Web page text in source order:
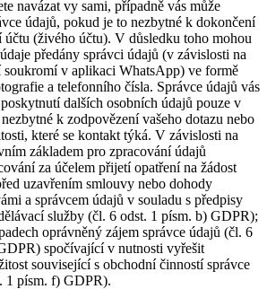
navázat vy sami, případně vás může
údajů, pokud je to nezbytné k dokončení
účtu (živého účtu). V důsledku toho mohou
předány správci údajů (v závislosti na
soukromí v aplikaci WhatsApp) ve formě
a telefonního čísla. Správce údajů vás
dalších osobních údajů pouze v
k zodpovězení vašeho dotazu nebo
které se kontakt týká. V závislosti na
základem pro zpracování údajů
za účelem přijetí opatření na žádost
uzavřením smlouvy nebo dohody
a správcem údajů v souladu s předpisy
služby (čl. 6 odst. 1 písm. b) GDPR);
oprávněný zájem správce údajů (čl. 6
spočívající v nutnosti vyřešit
související s obchodní činností správce
1 písm. f) GDPR).